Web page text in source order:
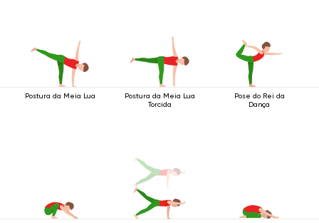
Postura da Meia Lua
Postura da Meia Lua
Torcida
Pose do Rei da
Dança